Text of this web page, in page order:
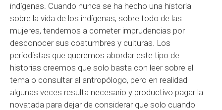
indígenas. Cuando nunca se ha hecho una historia
sobre la vida de los indígenas, sobre todo de las
mujeres, tendemos a cometer imprudencias por
desconocer sus costumbres y culturas. Los
periodistas que queremos abordar este tipo de
historias creemos que solo basta con leer sobre el
tema o consultar al antropólogo, pero en realidad
algunas veces resulta necesario y productivo pagar la
novatada para dejar de considerar que solo cuando